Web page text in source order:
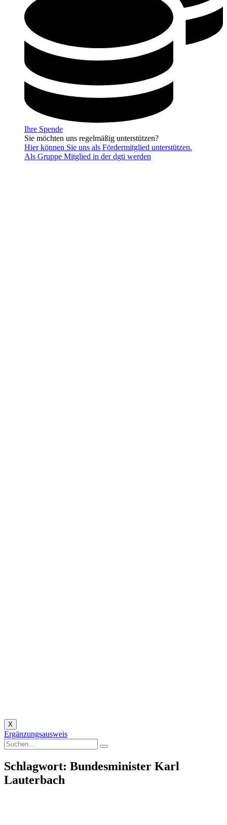
Ihre Spende
Sie möchten uns regelmäßig unterstützen?
Hier können Sie uns als Fördermitglied unterstützen.
Als Gruppe Mitglied in der dgti werden
X
Ergänzungsausweis
Schlagwort: Bundesminister Karl
Lauterbach